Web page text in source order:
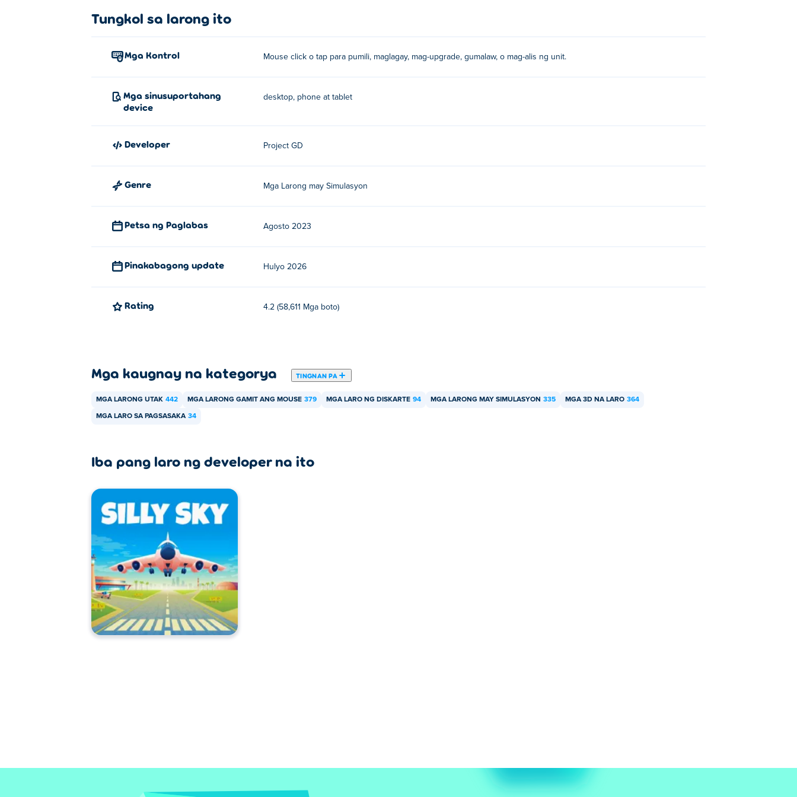
gusali ay maiipon patungo sa pag-level up. Ang paggawa nito ay magbibigay sa iyo ng mas maraming unit na mapagpipilian, at isang natatanging
Paano laruin ang Village Builder?
Gamitin ang kaliwang pindutan ng mouse o ang iyong daliri upang pumili, maglagay, mag-upgrade, maglipat, o mag-alis ng isang unit.
Sino ang lumikha ng Village Builder?
Ang Village Builder ay nilikha ng Project GD. Ito ang kanilang unang laro sa
Maaari mong laruin ang Village Builder nang libre sa Poki.
Tungkol sa larong ito
Mga Kontrol Mouse click o tap para pumili, maglagay, mag-upgrade, gumalaw, o mag-alis ng unit.
Mga sinusuportahang
device
desktop, phone at tablet
Developer Project GD
Genre Mga Larong may Simulasyon
Petsa ng Paglabas Agosto 2023
Pinakabagong update Hulyo 2026
Rating 4.2 (58,611 Mga boto)
Mga kaugnay na kategorya TINGNAN PA
MGA LARONG UTAK 442 MGA LARONG GAMIT ANG MOUSE 379 MGA LARO NG DISKARTE 94 MGA LARONG MAY SIMULASYON 335 MGA 3D NA LARO 364
MGA LARO SA PAGSASAKA 34
Iba pang laro ng developer na ito